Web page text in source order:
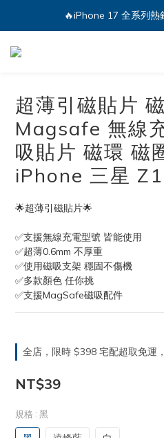
🔥iPhone 17 全系列
💕加入Q哥 Line 新
🔥iPhone 17 全系列
超薄引磁貼片
Magsafe 無線
吸貼片 磁環 磁
iPhone 三星
🌟超薄引磁貼片🌟
✅支援無線充電型號 皆能使用
✅超薄0.6mm 不厚重
✅使用磁吸支架 穩固不傷機
✅多款顏色 任你挑
✅支援MagSafe磁吸配件
全店，限時 $398 宅配超取免運
NT$39
規格 : 黑